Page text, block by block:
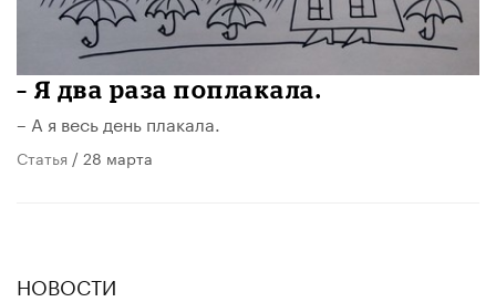
– Я два раза поплакала.
– А я весь день плакала.
Статья / 28 марта
НОВОСТИ